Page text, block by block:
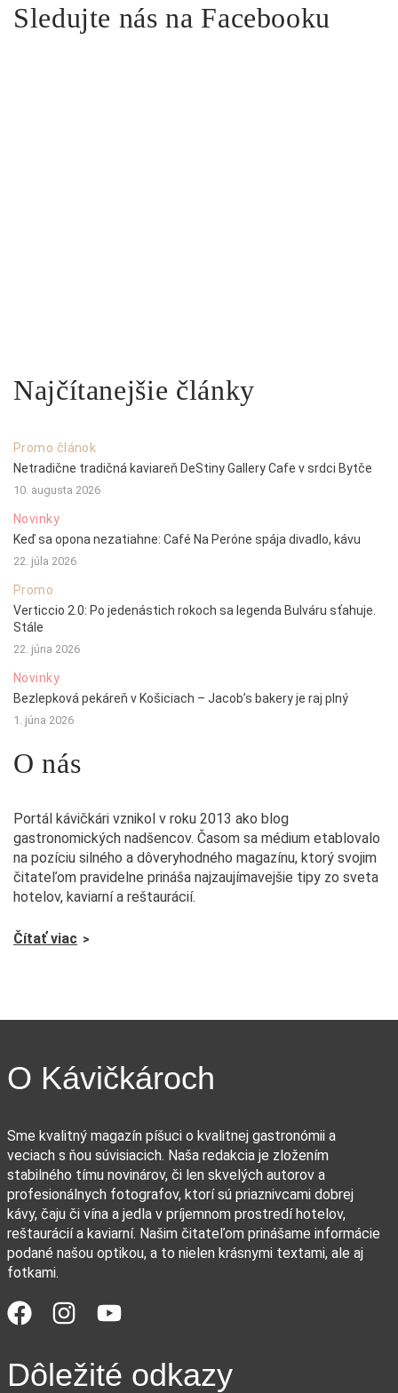
Sledujte nás na Facebooku
Najčítanejšie články
Promo článok
Netradične tradičná kaviareň DeStiny Gallery Cafe v srdci Bytče
10. augusta 2026
Novinky
Keď sa opona nezatiahne: Café Na Peróne spája divadlo, kávu
22. júla 2026
Promo
Verticcio 2.0: Po jedenástich rokoch sa legenda Bulváru sťahuje.
Stále
22. júna 2026
Novinky
Bezlepková pekáreň v Košiciach – Jacob’s bakery je raj plný
1. júna 2026
O nás
Portál kávičkári vznikol v roku 2013 ako blog
gastronomických nadšencov. Časom sa médium etablovalo
na pozíciu silného a dôveryhodného magazínu, ktorý svojim
čitateľom pravidelne prináša najzaujímavejšie tipy zo sveta
hotelov, kaviarní a reštaurácií.
Čítať viac
O Kávičkároch
Sme kvalitný magazín píšuci o kvalitnej gastronómii a
veciach s ňou súvisiacich. Naša redakcia je zložením
stabilného tímu novinárov, či len skvelých autorov a
profesionálnych fotografov, ktorí sú priaznivcami dobrej
kávy, čaju či vína a jedla v príjemnom prostredí hotelov,
reštaurácií a kaviarní. Našim čitateľom prinášame informácie
podané našou optikou, a to nielen krásnymi textami, ale aj
fotkami.
Dôležité odkazy